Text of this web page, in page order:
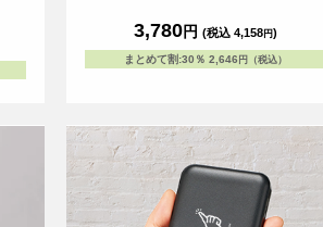
きる残量表示機能付き<br> ■安心・安全の
PSE技術基準に適合した商品です<br>
3,780円 (税込 4,158円)
まとめて割:30％ 2,646 円（税込）